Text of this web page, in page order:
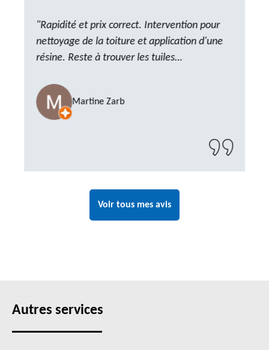
"Rapidité et prix correct. Intervention pour
nettoyage de la toiture et application d'une
résine. Reste à trouver les tuiles
compter sur M. GOT. Très content de la
prestation, a recommander sans problème"
Martine Zarb
Voir tous mes avis
Autres services